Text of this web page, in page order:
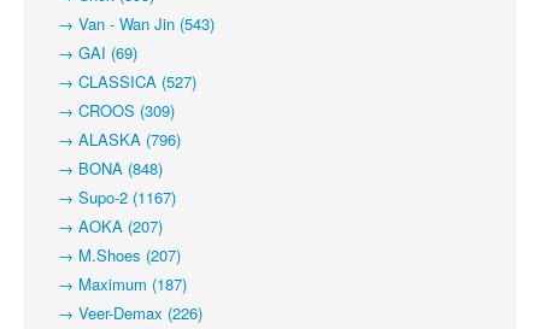
→ Van - Wan Jin (543)
→ GAI (69)
→ CLASSICA (527)
→ CROOS (309)
→ ALASKA (796)
→ BONA (848)
→ Supo-2 (1167)
→ AOKA (207)
→ M.Shoes (207)
→ Maximum (187)
→ Veer-Demax (226)